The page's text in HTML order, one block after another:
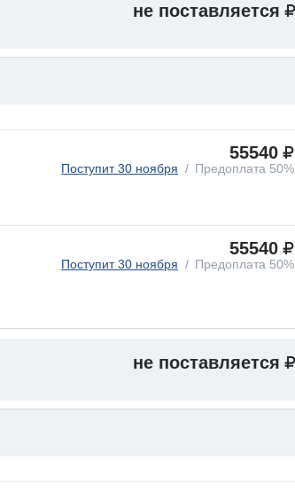
не поставляется
55540
Поступит 30 ноября Предоплата 50%
55540
Поступит 30 ноября Предоплата 50%
не поставляется